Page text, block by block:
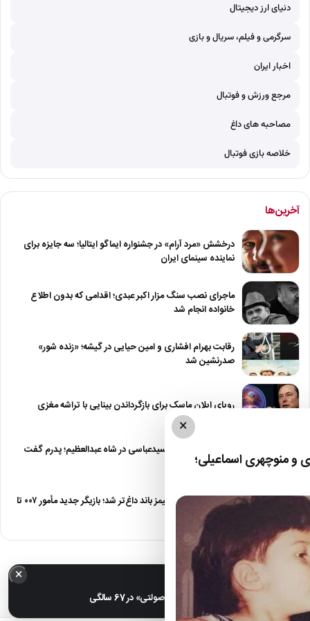
دنیای ارز دیجیتال
سرگرمی و فیلم، سریال و بازی
اخبار ایران
مرجع ورزش و فوتبال
مصاحبه های داغ
خلاصه بازی فوتبال
آخرین‌ها
درخشش «مرد آرام» در جشنواره ایماگو ایتالیا؛ سه جایزه برای
نماینده سینمای ایران
ماجرای نصب سنگ مزار اکبر عبدی؛ اقدامی که بدون اطلاع
خانواده انجام شد
رقابت بهرام افشاری و امین حیایی در گیشه؛ «زنده شور»
صدرنشین شد
رویای ایلان ماسک برای بازگرداندن بینایی با تراشه مغزی
درگیری شدید داود سیدعباسی در شاه عبدالعظیم؛ پدرم گفت
طرف مُرد!
رقابت برای نقش جیمز باند داغ‌تر شد؛ بازیگر جدید مأمور ۰۰۷ تا
پایان…
×
منوچهری اسماعیلی؛
× خبر مهم
عکس| تغییر چهره «شهره صولتی» در 67 سالگی